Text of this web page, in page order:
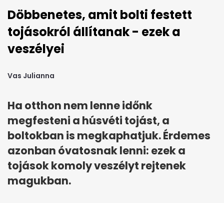
Döbbenetes, amit bolti festett
tojásokról állítanak - ezek a
veszélyei
Vas Julianna
Ha otthon nem lenne időnk
megfesteni a húsvéti tojást, a
boltokban is megkaphatjuk. Érdemes
azonban óvatosnak lenni: ezek a
tojások komoly veszélyt rejtenek
magukban.